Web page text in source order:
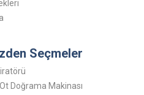
Seçmeler
Doğrama Makinası